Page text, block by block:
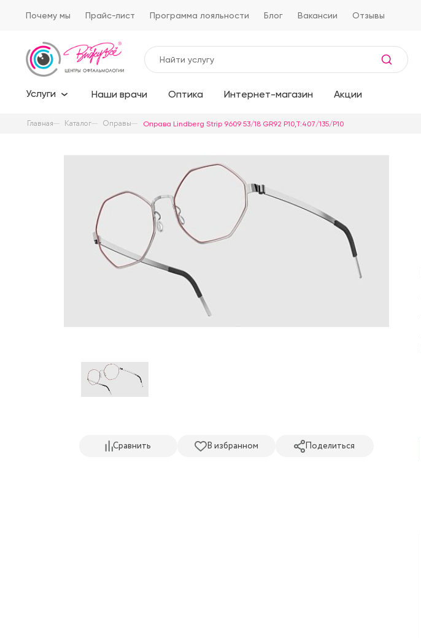
Почему мы Прайс-лист Программа лояльности Блог Вакансии Отзывы
Услуги Наши врачи Оптика Интернет-магазин Акции
Главная Каталог Оправы Оправа Lindberg Strip 9609 53/18 GR92 P10,T:407/135/P10
Сравнить В избранном Поделиться